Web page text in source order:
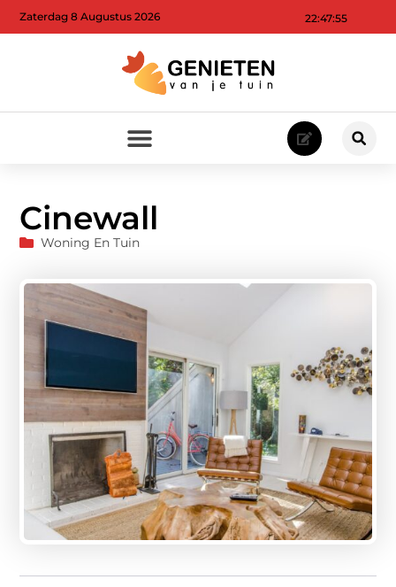
22:47:57
Zaterdag 8 Augustus 2026
Cinewall
Woning En Tuin